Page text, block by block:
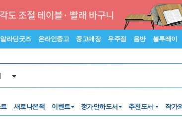
알라딘굿즈 온라인중고 중고매장 우주점 음반 블루레이
새로나온책 이벤트 정가인하도서 추천도서 작가